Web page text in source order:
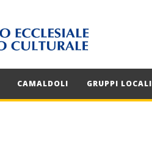
CAMALDOLI GRUPPI LOCALI